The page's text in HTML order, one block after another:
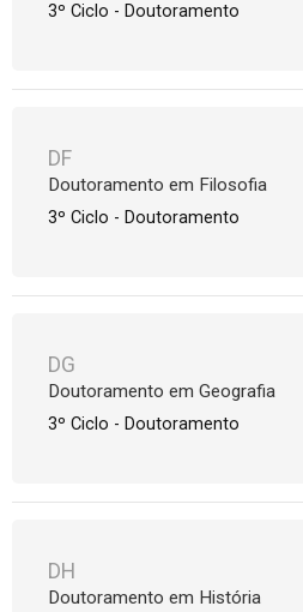
3º Ciclo - Doutoramento
DF
Doutoramento em Filosofia
3º Ciclo - Doutoramento
DG
Doutoramento em Geografia
3º Ciclo - Doutoramento
DH
Doutoramento em História